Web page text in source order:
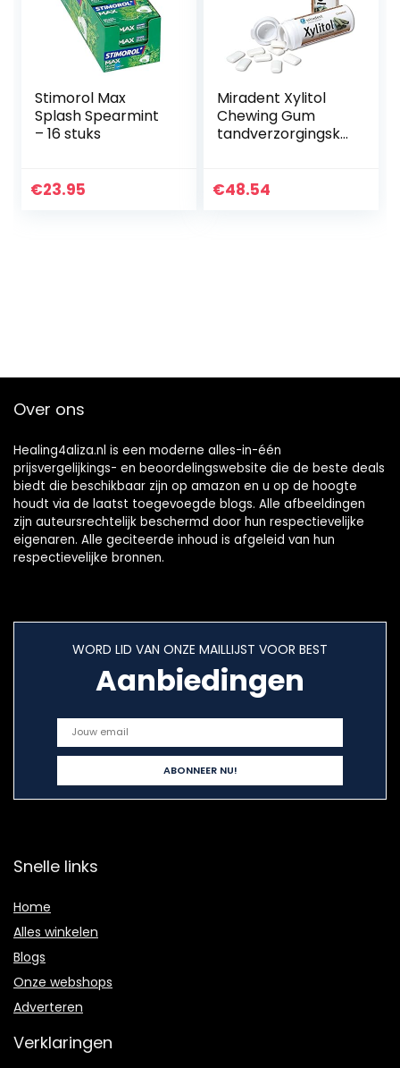
Stimorol Max
Splash Spearmint
– 16 stuks
€23.95
Miradent Xylitol
Chewing Gum
tandverzorgingska
g)
€48.54
Over ons
Healing4aliza.nl is een moderne alles-in-één
prijsvergelijkings- en beoordelingswebsite die de beste deals
biedt die beschikbaar zijn op amazon en u op de hoogte
houdt via de laatst toegevoegde blogs. Alle afbeeldingen
zijn auteursrechtelijk beschermd door hun respectievelijke
eigenaren. Alle geciteerde inhoud is afgeleid van hun
respectievelijke bronnen.
WORD LID VAN ONZE MAILLIJST VOOR BEST
Aanbiedingen
Snelle links
Home
Alles winkelen
Blogs
Onze webshops
Adverteren
Verklaringen